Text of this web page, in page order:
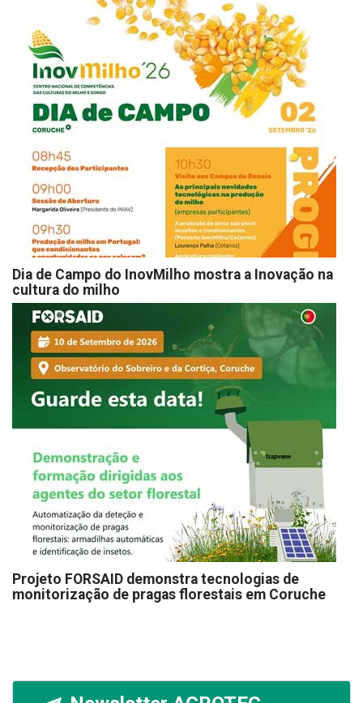
Dia de Campo do InovMilho mostra a Inovação na
cultura do milho
Projeto FORSAID demonstra tecnologias de
monitorização de pragas florestais em Coruche